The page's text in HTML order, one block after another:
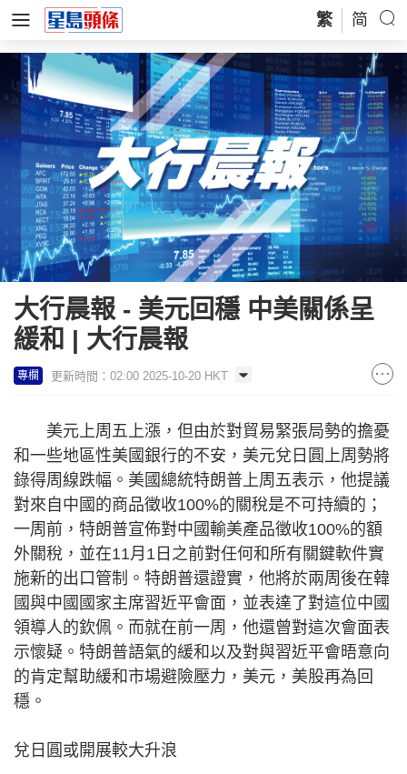
繁 简
大行晨報 - 美元回穩 中美關係呈
緩和 | 大行晨報
專欄 更新時間：02:00 2025-10-20 HKT
美元上周五上漲，但由於對貿易緊張局勢的擔憂
和一些地區性美國銀行的不安，美元兌日圓上周勢將
錄得周線跌幅。美國總統特朗普上周五表示，他提議
對來自中國的商品徵收100%的關稅是不可持續的；
一周前，特朗普宣佈對中國輸美產品徵收100%的額
外關稅，並在11月1日之前對任何和所有關鍵軟件實
施新的出口管制。特朗普還證實，他將於兩周後在韓
國與中國國家主席習近平會面，並表達了對這位中國
領導人的欽佩。而就在前一周，他還曾對這次會面表
示懷疑。特朗普語氣的緩和以及對與習近平會晤意向
的肯定幫助緩和市場避險壓力，美元，美股再為回
穩。
兌日圓或開展較大升浪